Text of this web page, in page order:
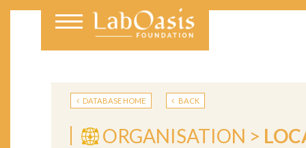
DATABASE HOME BACK
ORGANISATION >